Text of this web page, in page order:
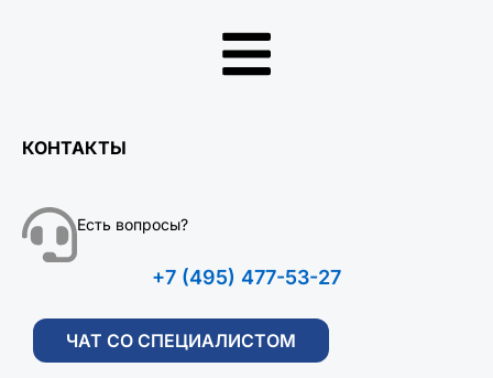
КОНТАКТЫ
Есть вопросы?
+7 (495) 477-53-27
ЧАТ СО СПЕЦИАЛИСТОМ